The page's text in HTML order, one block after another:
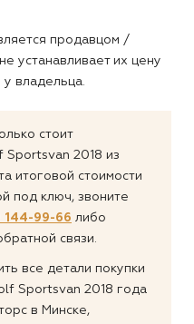
продавцом /
устанавливает их цену
у владельца.
стоит
Sportsvan 2018 из
итоговой стоимости
под ключ, звоните
144-99-66 либо
связи.
все детали покупки
Sportsvan 2018 года
в Минске,